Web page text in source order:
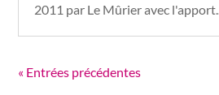
2011 par Le Mûrier avec
« Entrées précédentes